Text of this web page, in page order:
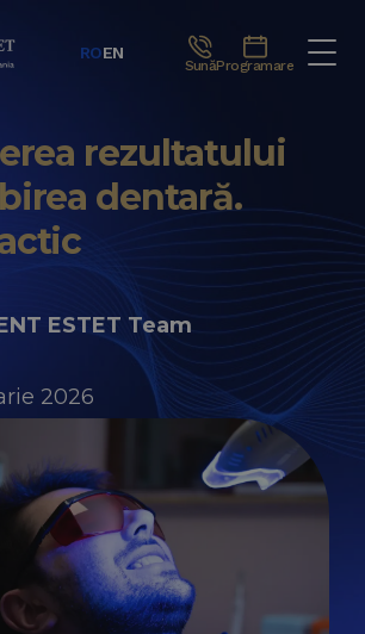
ROEN
SunăProgramare
rezultatului
dentară.
ESTET Team
2026